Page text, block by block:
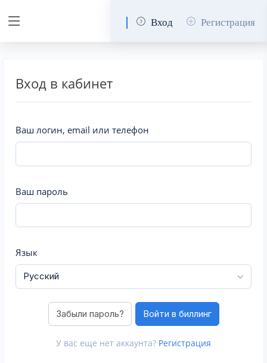
Вход Регистрация
Вход в кабинет
Ваш логин, email или телефон
Ваш пароль
Язык
Забыли пароль?
У вас еще нет аккаунта? Регистрация